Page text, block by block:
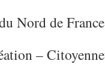
Nord de
–